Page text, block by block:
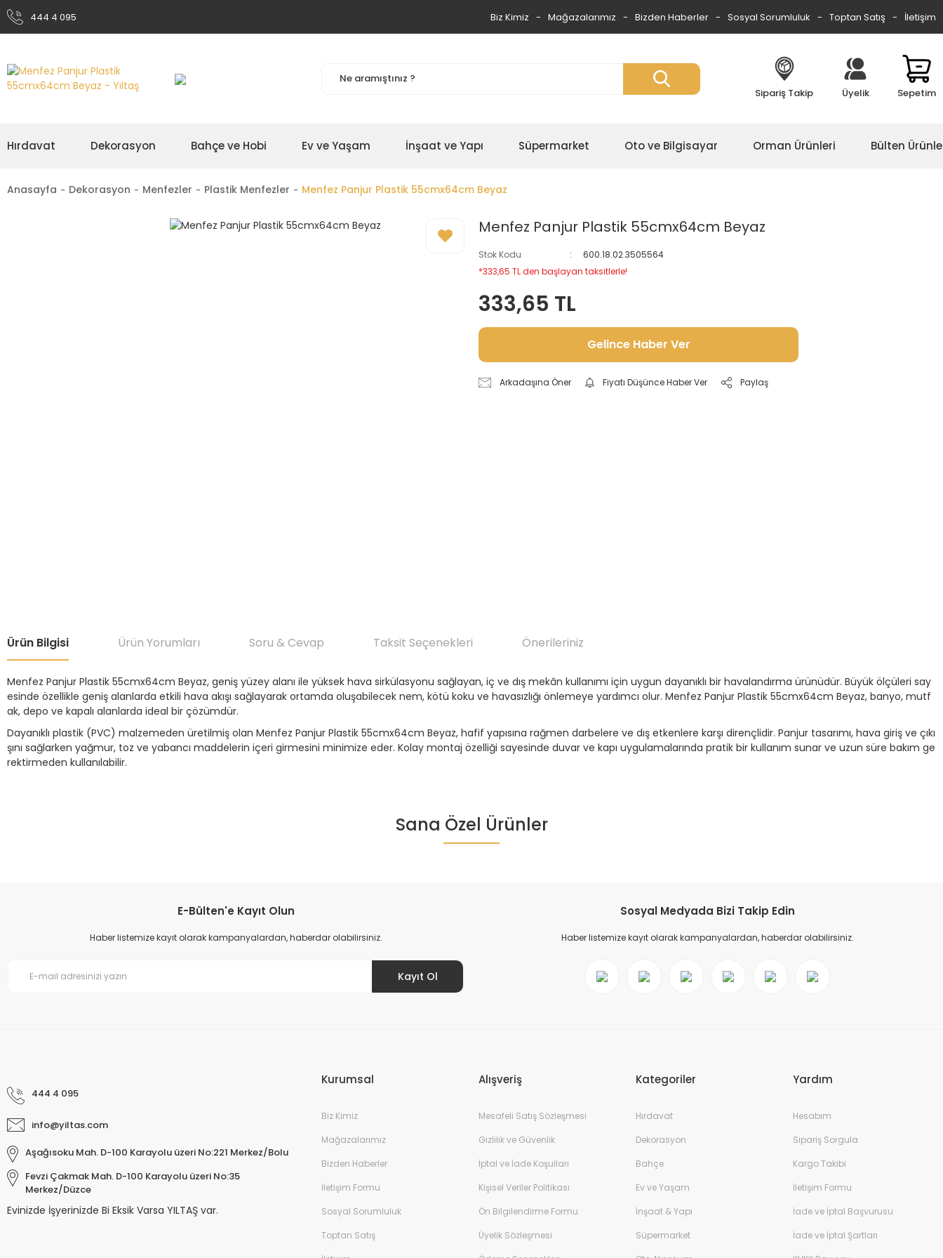
444 4 095 Biz Kimiz Mağazalarımız Bizden Haberler Sosyal Sorumluluk Toptan Satış İletişim
Sipariş Takip Üyelik Sepetim
Hırdavat Dekorasyon Bahçe ve Hobi Ev ve Yaşam İnşaat ve Yapı Süpermarket Oto ve Bilgisayar Orman Ürünleri Bülten
Anasayfa Dekorasyon Menfezler Plastik Menfezler Menfez Panjur Plastik 55cmx64cm Beyaz
Menfez Panjur Plastik 55cmx64cm Beyaz
Stok Kodu
600.18.02.3505564
*333,65 TL den başlayan taksitlerle!
333,65 TL
Gelince Haber Ver
Arkadaşına Öner Fiyatı Düşünce Haber Ver Paylaş
Ürün Bilgisi Ürün Yorumları Soru & Cevap Taksit Seçenekleri Önerileriniz
Menfez Panjur Plastik 55cmx64cm Beyaz, geniş yüzey alanı ile yüksek hava sirkülasyonu sağlayan, iç ve dış mekân kullanımı için uygun dayanıklı bir havalandırma ürünüdür. Büyük ölçüleri say
esinde özellikle geniş alanlarda etkili hava akışı sağlayarak ortamda oluşabilecek nem, kötü koku ve havasızlığı önlemeye yardımcı olur. Menfez Panjur Plastik 55cmx64cm Beyaz, banyo, mutf
ak, depo ve kapalı alanlarda ideal bir çözümdür.
Dayanıklı plastik (PVC) malzemeden üretilmiş olan Menfez Panjur Plastik 55cmx64cm Beyaz, hafif yapısına rağmen darbelere ve dış etkenlere karşı dirençlidir. Panjur tasarımı, hava giriş ve çıkı
şını sağlarken yağmur, toz ve yabancı maddelerin içeri girmesini minimize eder. Kolay montaj özelliği sayesinde duvar ve kapı uygulamalarında pratik bir kullanım sunar ve uzun süre bakım ge
rektirmeden kullanılabilir.
Bu ürüne ilk yorumu siz yapın!
Ürün hakkında henüz soru sorulmamış.
Bu ürünün fiyat bilgisi, resim, ürün açıklamalarında ve diğer konularda yetersiz gördüğünüz noktaları öneri formunu kullanarak tarafımıza iletebilirsiniz.
Bu ürüne benzer farklı alternatifler olmalı.
Sana Özel Ürünler
E-Bülten'e Kayıt Olun
Haber listemize kayıt olarak kampanyalardan, haberdar olabilirsiniz.
Kayıt Ol
Sosyal Medyada Bizi Takip Edin
Haber listemize kayıt olarak kampanyalardan, haberdar olabilirsiniz.
444 4 095
info@yiltas.com
Aşağısoku Mah. D-100 Karayolu üzeri No:221 Merkez/Bolu
Fevzi Çakmak Mah. D-100 Karayolu üzeri No:35
Merkez/Düzce
Evinizde İşyerinizde Bi Eksik Varsa YILTAŞ var.
Kurumsal
Biz Kimiz
Mağazalarımız
Bizden Haberler
İletişim Formu
Sosyal Sorumluluk
Toptan Satış
Alışveriş
Mesafeli Satış Sözleşmesi
Gizlilik ve Güvenlik
İptal ve İade Koşulları
Kişisel Veriler Politikası
Ön Bilgilendirme Formu
Üyelik Sözleşmesi
Kategoriler
Hırdavat
Dekorasyon
Bahçe
Ev ve Yaşam
İnşaat & Yapı
Süpermarket
Yardım
Hesabım
Sipariş Sorgula
Kargo Takibi
İletişim Formu
İade ve İptal Başvurusu
İade ve İptal Şartları